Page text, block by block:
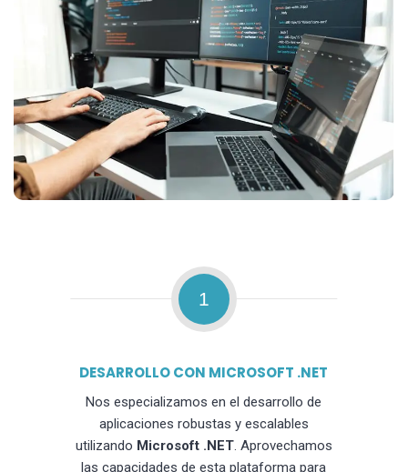
1
DESARROLLO CON MICROSOFT .NET
Nos especializamos en el desarrollo de
aplicaciones robustas y escalables
utilizando Microsoft .NET. Aprovechamos
las capacidades de esta plataforma para